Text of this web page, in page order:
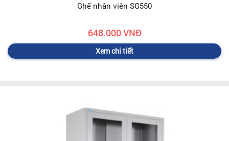
Ghế nhân viên SG550
648.000 VNĐ
Xem chi tiết